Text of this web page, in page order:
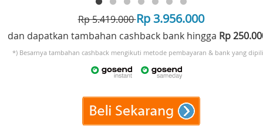
Rp 5.419.000Rp 3.956.000
dan dapatkan tambahan cashback bank hingga Rp
*) Besarnya tambahan cashback mengikuti metode pembayaran & bank yang